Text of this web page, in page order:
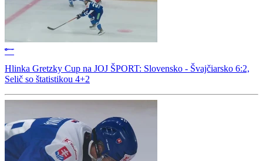
Hlinka Gretzky Cup na JOJ ŠPORT: Slovensko - Švajčiarsko 6:2,
Selič so štatistikou 4+2